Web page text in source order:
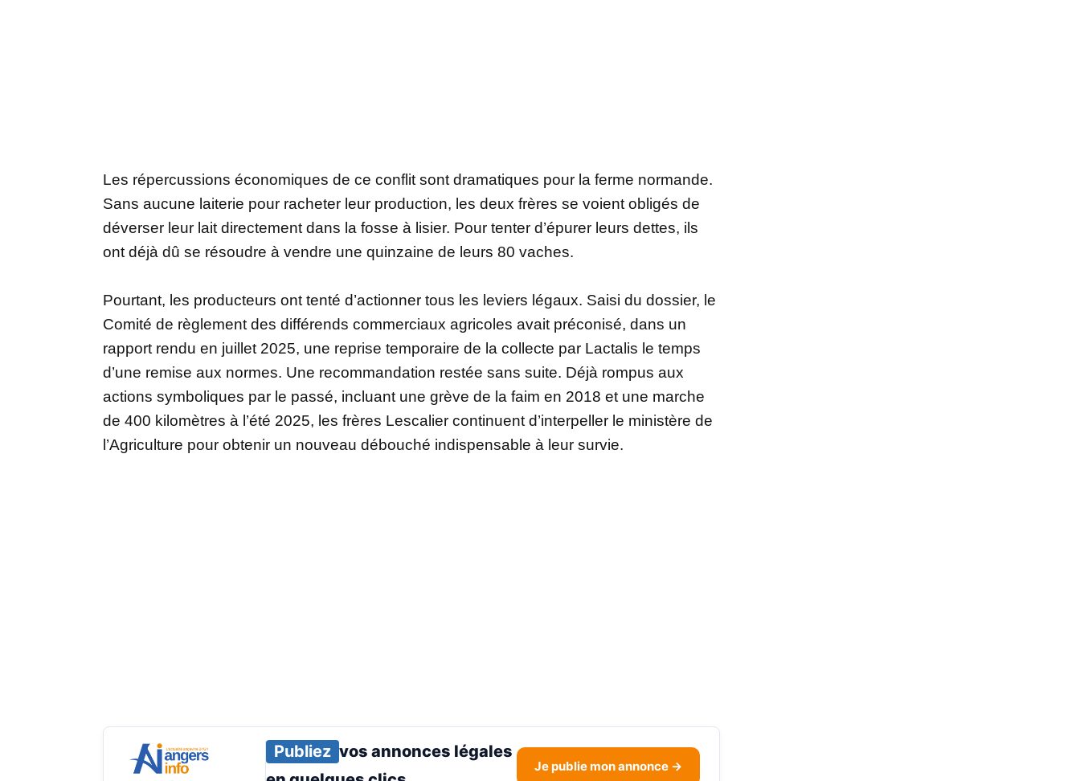
Les répercussions économiques de ce conflit sont dramatiques pour la ferme normande.
Sans aucune laiterie pour racheter leur production, les deux frères se voient obligés de
déverser leur lait directement dans la fosse à lisier. Pour tenter d’épurer leurs dettes, ils
ont déjà dû se résoudre à vendre une quinzaine de leurs 80 vaches.
Pourtant, les producteurs ont tenté d’actionner tous les leviers légaux. Saisi du dossier, le
Comité de règlement des différends commerciaux agricoles avait préconisé, dans un
rapport rendu en juillet 2025, une reprise temporaire de la collecte par Lactalis le temps
d’une remise aux normes. Une recommandation restée sans suite. Déjà rompus aux
actions symboliques par le passé, incluant une grève de la faim en 2018 et une marche
de 400 kilomètres à l’été 2025, les frères Lescalier continuent d’interpeller le ministère de
l’Agriculture pour obtenir un nouveau débouché indispensable à leur survie.
Publiez vos annonces légales
Je publie mon annonce →